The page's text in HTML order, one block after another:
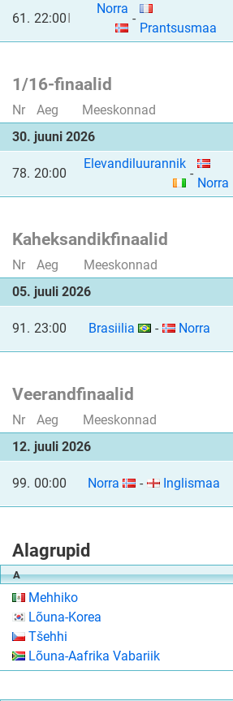
61. 22:00I
Norra
-
Prantsusmaa
1/16-finaalid
Nr Aeg Meeskonnad
30. juuni 2026
78. 20:00
Elevandiluurannik
-
Norra
Kaheksandikfinaalid
Nr Aeg Meeskonnad
05. juuli 2026
91. 23:00 Brasiilia - Norra
Veerandfinaalid
Nr Aeg Meeskonnad
12. juuli 2026
99. 00:00 Norra - Inglismaa
Alagrupid
A
Mehhiko
Lõuna-Korea
Tšehhi
Lõuna-Aafrika Vabariik